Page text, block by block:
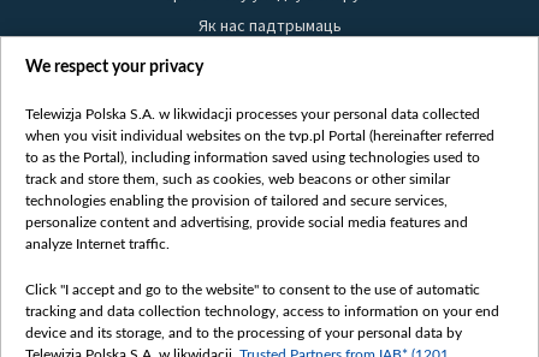
Як нас падтрымаць
Правілы выкарыстання матэрыялаў
Бяспека
Youtube
Белсат news
Белсат Shorts
Жэстачайшы мульт
Belsat English
We respect your privacy
Telewizja Polska S.A. w likwidacji processes your personal data collected
when you visit individual websites on the tvp.pl Portal (hereinafter referred
to as the Portal), including information saved using technologies used to
track and store them, such as cookies, web beacons or other similar
technologies enabling the provision of tailored and secure services,
personalize content and advertising, provide social media features and
analyze Internet traffic.
Click "I accept and go to the website" to consent to the use of automatic
tracking and data collection technology, access to information on your end
device and its storage, and to the processing of your personal data by